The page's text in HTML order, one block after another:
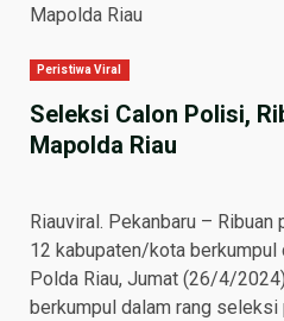
Mapolda Riau
Peristiwa Viral
Seleksi Calon Polisi,
Mapolda Riau
Riauviral. Pekanbaru –
12 kabupaten/kota berkumpul
Polda Riau, Jumat (26/4/
berkumpul dalam rang